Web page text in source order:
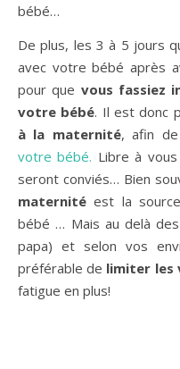
bébé…
De plus, les 3 à 5 jours
avec votre bébé après
pour que vous fassiez
votre bébé. Il est donc
à la maternité, afin de
votre bébé. Libre à
seront conviés… Bien
maternité est la
bébé … Mais au delà
papa) et selon vos
préférable de limiter les
fatigue en plus!